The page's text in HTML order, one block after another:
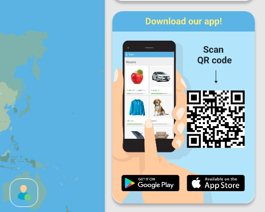
တိုးတက်မှု
တနင်္လာ ဗုဒ္ဓဟူး ကြာသာ
သောကြာ စနေ တနင်္ဂနွေ
နေ့စဉ်တိုးတက်မှု
လစဉ်တိုးတက်မှု
သင်တန်းဆင်းလက်မှတ်
ယေဘုယျတိုးတက်မှု